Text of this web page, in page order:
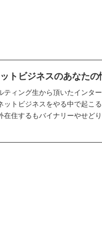
トビジネスのあなた
ティング生から頂いたインタ
ットビジネスをやる中で起こ
住するもバイナリーやせど